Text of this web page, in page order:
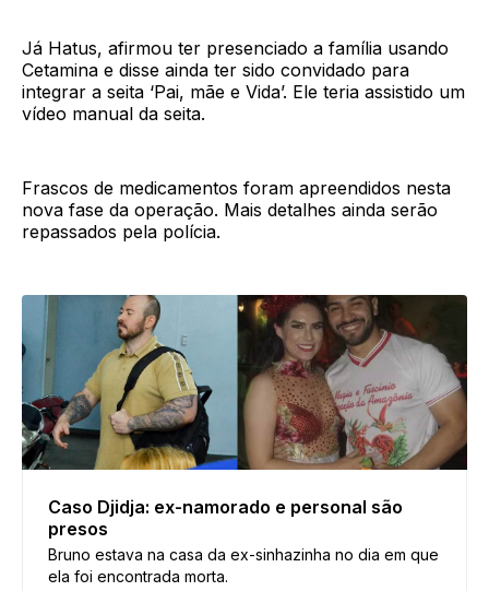
Já Hatus, afirmou ter presenciado a família usando
Cetamina e disse ainda ter sido convidado para
integrar a seita ‘Pai, mãe e Vida’. Ele teria assistido um
vídeo manual da seita.
Frascos de medicamentos foram apreendidos nesta
nova fase da operação. Mais detalhes ainda serão
repassados pela polícia.
Caso Djidja: ex-namorado e personal são
presos
Bruno estava na casa da ex-sinhazinha no dia em que
ela foi encontrada morta.